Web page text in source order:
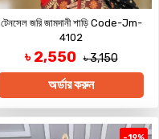
টেনসেল জরি জামদানী শাড়ি Code-Jm-
4102
৳ 2,550 ৳ 3,150
অর্ডার করুন